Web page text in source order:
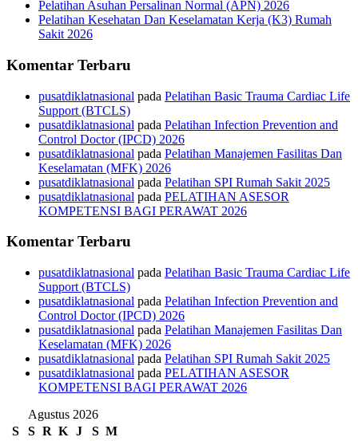
Pelatihan Asuhan Persalinan Normal (APN) 2026
Pelatihan Kesehatan Dan Keselamatan Kerja (K3) Rumah
Sakit 2026
Komentar Terbaru
pusatdiklatnasional pada Pelatihan Basic Trauma Cardiac Life
Support (BTCLS)
pusatdiklatnasional pada Pelatihan Infection Prevention and
Control Doctor (IPCD) 2026
pusatdiklatnasional pada Pelatihan Manajemen Fasilitas Dan
Keselamatan (MFK) 2026
pusatdiklatnasional pada Pelatihan SPI Rumah Sakit 2025
pusatdiklatnasional pada PELATIHAN ASESOR
KOMPETENSI BAGI PERAWAT 2026
Komentar Terbaru
pusatdiklatnasional pada Pelatihan Basic Trauma Cardiac Life
Support (BTCLS)
pusatdiklatnasional pada Pelatihan Infection Prevention and
Control Doctor (IPCD) 2026
pusatdiklatnasional pada Pelatihan Manajemen Fasilitas Dan
Keselamatan (MFK) 2026
pusatdiklatnasional pada Pelatihan SPI Rumah Sakit 2025
pusatdiklatnasional pada PELATIHAN ASESOR
KOMPETENSI BAGI PERAWAT 2026
Agustus 2026
S
S R K J S M